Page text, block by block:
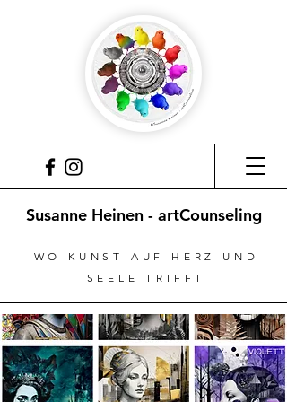
Susanne Heinen - artCounseling
WO KUNST AUF HERZ UND
SEELE TRIFFT